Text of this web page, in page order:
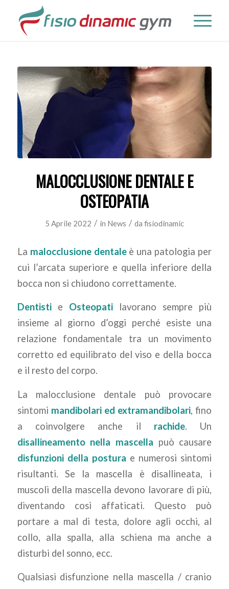
MALOCCLUSIONE DENTALE E
OSTEOPATIA
5 Aprile 2022 / in News / da fisiodinamic
La malocclusione dentaleè una patologia per
cui l’arcata superiore e quella inferiore della
bocca non si chiudono correttamente.
Dentisti e Osteopatilavorano sempre più
insieme al giorno d’oggi perché esiste una
relazione fondamentale tra un movimento
corretto ed equilibrato del viso e della bocca
e il resto del corpo.
La malocclusione dentale può provocare
sintomi mandibolari ed extramandibolari, fino
a coinvolgere anche il rachide. Un
disallineamento nella mascella può causare
disfunzioni della postura e numerosi sintomi
risultanti. Se la mascella è disallineata, i
muscoli della mascella devono lavorare di più,
diventando così affaticati. Questo può
portare a mal di testa, dolore agli occhi, al
collo, alla spalla, alla schiena ma anche a
disturbi del sonno, ecc.
Qualsiasi disfunzione nella mascella / cranio